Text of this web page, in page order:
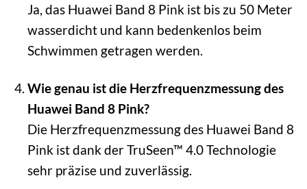
Ja, das Huawei Band 8 Pink ist bis zu 50 Meter
wasserdicht und kann bedenkenlos beim
Schwimmen getragen werden.
Wie genau ist die Herzfrequenzmessung des
Huawei Band 8 Pink?
Die Herzfrequenzmessung des Huawei Band 8
Pink ist dank der TruSeen™ 4.0 Technologie
sehr präzise und zuverlässig.